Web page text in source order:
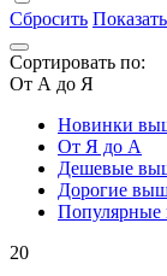
Сбросить
Сортировать по:
От А до Я
Новинки
От Я до А
Дешевые
Дорогие
20